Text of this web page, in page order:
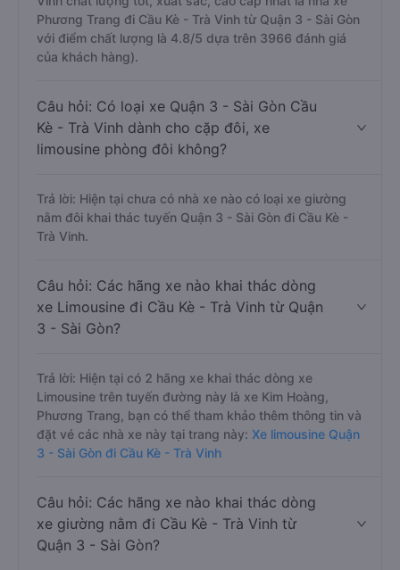
Phương Trang đi Cầu Kè - Trà Vinh từ Quận 3 - Sài Gòn
với điểm chất lượng là 4.8/5 dựa trên 3966 đánh giá
của khách hàng).
Câu hỏi: Có loại xe Quận 3 - Sài Gòn Cầu
Kè - Trà Vinh dành cho cặp đôi, xe
limousine phòng đôi không?
Trả lời: Hiện tại chưa có nhà xe nào có loại xe giường
nằm đôi khai thác tuyến Quận 3 - Sài Gòn đi Cầu Kè -
Trà Vinh.
Câu hỏi: Các hãng xe nào khai thác dòng
xe Limousine đi Cầu Kè - Trà Vinh từ Quận
3 - Sài Gòn?
Trả lời: Hiện tại có 2 hãng xe khai thác dòng xe
Limousine trên tuyến đường này là xe Kim Hoàng,
Phương Trang, bạn có thể tham khảo thêm thông tin và
đặt vé các nhà xe này tại trang này: Xe limousine Quận
3 - Sài Gòn đi Cầu Kè - Trà Vinh
Câu hỏi: Các hãng xe nào khai thác dòng
xe giường nằm đi Cầu Kè - Trà Vinh từ
Quận 3 - Sài Gòn?